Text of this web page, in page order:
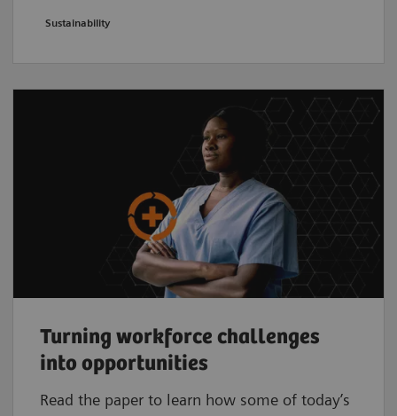
Sustainability
Turning workforce challenges
into opportunities
Read the paper to learn how some of today’s